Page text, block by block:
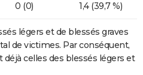
0 (0) 1,4 (39,7 %)
légers et de blessés graves
de victimes. Par conséquent,
celles des blessés légers et